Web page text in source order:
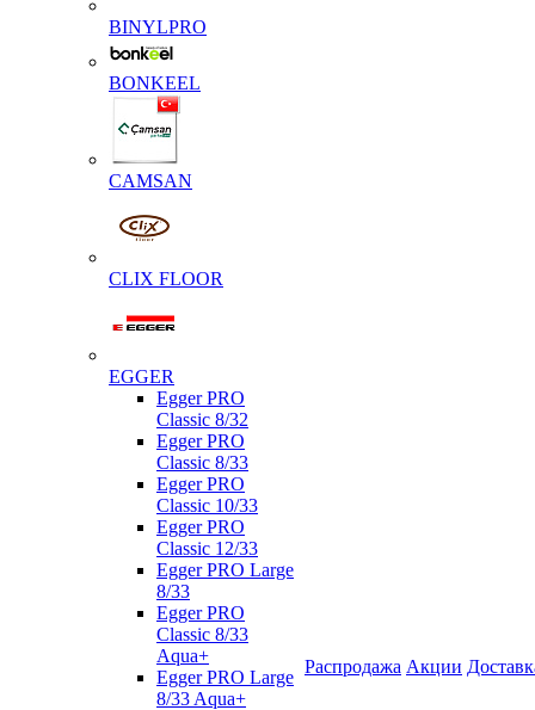
BINYLPRO
BONKEEL
CAMSAN
CLIX FLOOR
EGGER
Egger PRO
Classic 8/32
Egger PRO
Classic 8/33
Egger PRO
Classic 10/33
Egger PRO
Classic 12/33
Egger PRO Large
8/33
Egger PRO
Classic 8/33
Aqua+
Egger PRO Large
8/33 Aqua+
Распродажа Акции